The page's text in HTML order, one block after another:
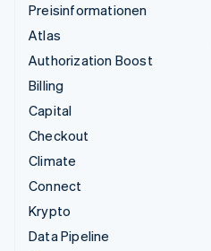
Preisinformationen
Atlas
Authorization Boost
Billing
Capital
Checkout
Climate
Connect
Krypto
Data Pipeline